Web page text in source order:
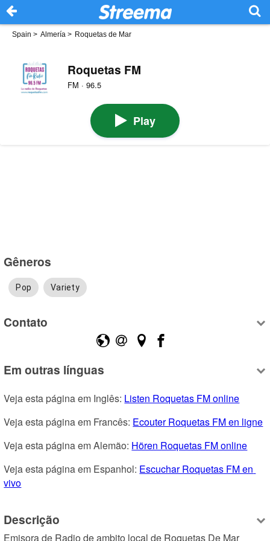
Spain > Almería > Roquetas de Mar
Roquetas FM
FM · 96.5
Play
Gêneros
Pop Variety
Contato
Em outras línguas
Veja esta página em Inglês: Listen Roquetas FM online
Veja esta página em Francês: Ecouter Roquetas FM en ligne
Veja esta página em Alemão: Hören Roquetas FM online
Veja esta página em Espanhol: Escuchar Roquetas FM en
vivo
Descrição
Emisora de Radio de ambito local de Roquetas De Mar